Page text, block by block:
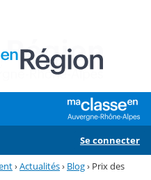
Se connecter
›Actualités› Blog› Prix des